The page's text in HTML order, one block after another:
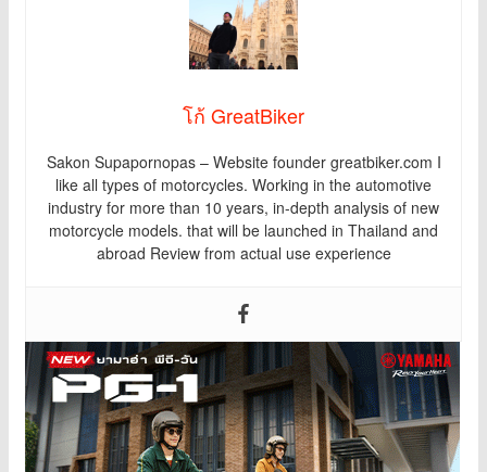
โก้ GreatBiker
Sakon Supapornopas – Website founder greatbiker.com I
like all types of motorcycles. Working in the automotive
industry for more than 10 years, in-depth analysis of new
motorcycle models. that will be launched in Thailand and
abroad Review from actual use experience